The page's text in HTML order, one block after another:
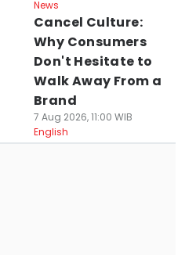
News
Cancel Culture:
Why Consumers
Don't Hesitate to
Walk Away From a
Brand
7 Aug 2026, 11:00 WIB
English